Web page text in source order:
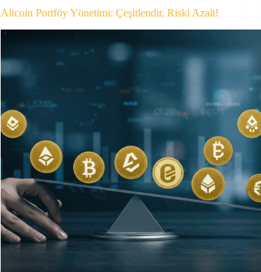
Altcoin Portföy Yönetimi: Çeşitlendir, Riski Azalt!